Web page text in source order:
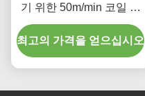
기 위한 50m/min 코일 썰
기 기계 차량 제조 산업
최고의 가격을 얻으십시오